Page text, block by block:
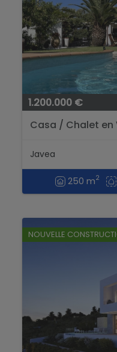
1.200.000 €
Casa / Chalet en
Javea
250 m2
NOUVELLE